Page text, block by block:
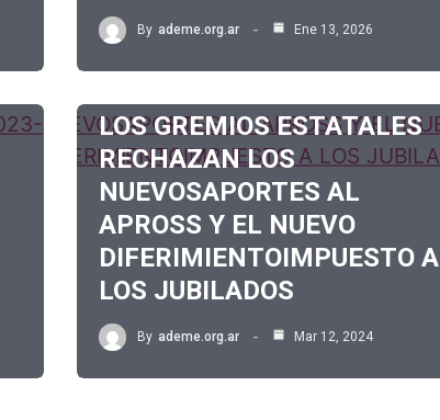
By ademe.org.ar Ene 13, 2026
LOS GREMIOS ESTATALES
RECHAZAN LOS
NUEVOSAPORTES AL
APROSS Y EL NUEVO
DIFERIMIENTOIMPUESTO A
LOS JUBILADOS
By ademe.org.ar Mar 12, 2024